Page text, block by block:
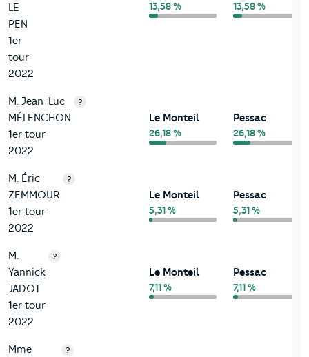
LE
PEN
1er
tour
2022
13,58 % 13,58 %
M. Jean-Luc
MÉLENCHON
1er tour
2022
?
Le Monteil
26,18 %
Pessac
26,18 %
M. Éric
ZEMMOUR
1er tour
2022
?
Le Monteil
5,31 %
Pessac
5,31 %
M.
Yannick
JADOT
1er tour
2022
?
Le Monteil
7,11 %
Pessac
7,11 %
Mme
?